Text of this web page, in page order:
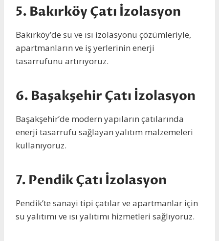
5. Bakırköy Çatı İzolasyon
Bakırköy’de su ve ısı izolasyonu çözümleriyle,
apartmanların ve iş yerlerinin enerji
tasarrufunu artırıyoruz.
6. Başakşehir Çatı İzolasyon
Başakşehir’de modern yapıların çatılarında
enerji tasarrufu sağlayan yalıtım malzemeleri
kullanıyoruz.
7. Pendik Çatı İzolasyon
Pendik’te sanayi tipi çatılar ve apartmanlar için
su yalıtımı ve ısı yalıtımı hizmetleri sağlıyoruz.